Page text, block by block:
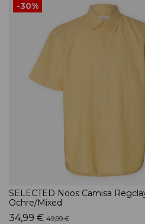
-30%
SELECTED Noos Camisa
Ochre/Mixed
34,99 € 49,99 €